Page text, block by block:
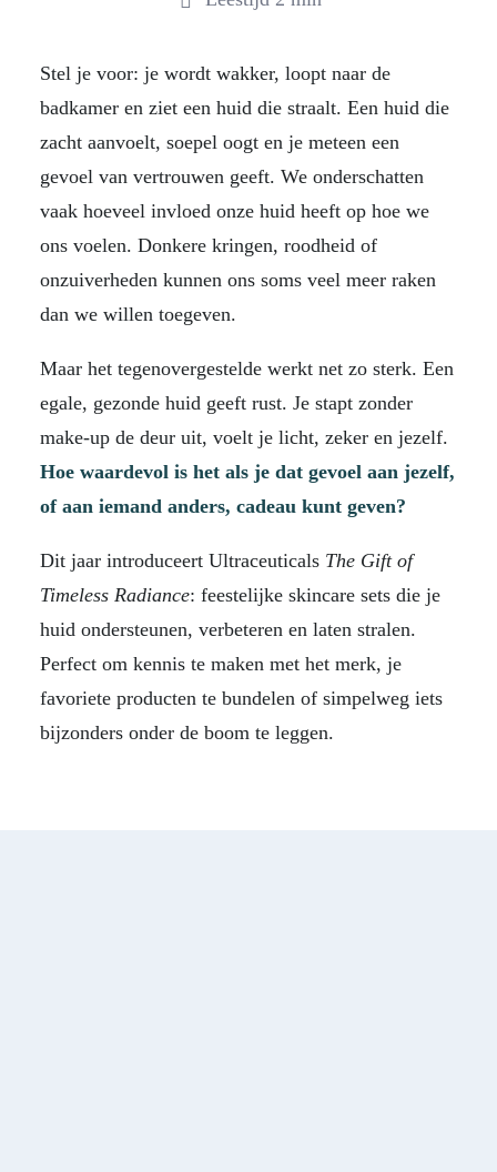
Stel je voor: je wordt wakker, loopt naar de
badkamer en ziet een huid die straalt. Een huid die
zacht aanvoelt, soepel oogt en je meteen een
gevoel van vertrouwen geeft. We onderschatten
vaak hoeveel invloed onze huid heeft op hoe we
ons voelen. Donkere kringen, roodheid of
onzuiverheden kunnen ons soms veel meer raken
dan we willen toegeven.
Maar het tegenovergestelde werkt net zo sterk. Een
egale, gezonde huid geeft rust. Je stapt zonder
make-up de deur uit, voelt je licht, zeker en jezelf.
Hoe waardevol is het als je dat gevoel aan jezelf,
of aan iemand anders, cadeau kunt geven?
Dit jaar introduceert Ultraceuticals The Gift of
Timeless Radiance: feestelijke skincare sets die je
huid ondersteunen, verbeteren en laten stralen.
Perfect om kennis te maken met het merk, je
favoriete producten te bundelen of simpelweg iets
bijzonders onder de boom te leggen.